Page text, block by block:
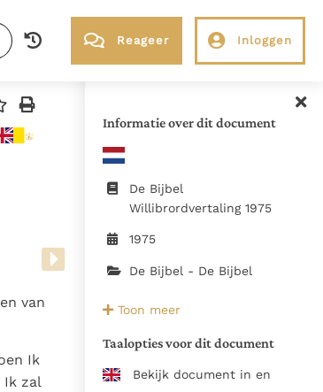
Documenten stelt heel veel belangrijke
documenten van de Rooms
Kerk in het Nederlands
en is volledig afhankelijk van
Reageer Inloggen
Informatie over dit document
De Bijbel
Willibrordvertaling 1975
1975
De Bijbel - De Bijbel
doublure Baruch verwijderd
Toon meer
Taalopties voor dit document
Bekijk document in en
van
Ik
Ik zal